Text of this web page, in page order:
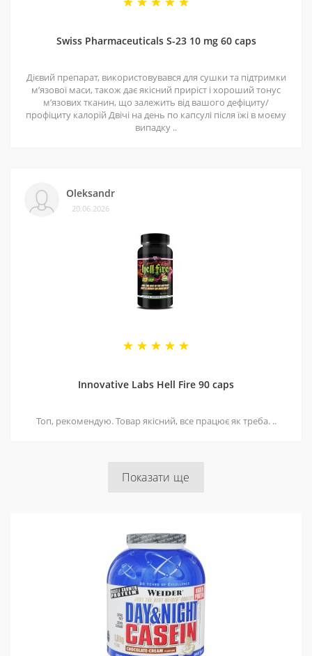
Swiss Pharmaceuticals S-23 10 mg 60 caps
Дієвий препарат, використовувався для сушки та підтримки
мʼязової маси, також дає якісний приріст і хороший тонус
мʼязових тканин, що залежить від вашого дефіциту/
профіциту калорій Двічі на день по капсулі після їжі в моєму
випадку ..
Oleksandr
20.06.2026
Innovative Labs Hell Fire 90 caps
Топ, рекомендую. Товар якісний, все працює як треба. ..
Показати ще